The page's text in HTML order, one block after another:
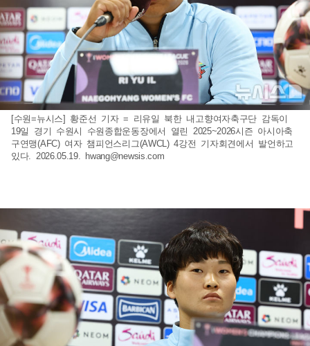
[수원=뉴시스] 황준선 기자 = 리유일 북한 내고향여자축구단 감독이
19일 경기 수원시 수원종합운동장에서 열린 2025~2026시즌 아시아축
구연맹(AFC) 여자 챔피언스리그(AWCL) 4강전 기자회견에서 발언하고
있다. 2026.05.19. hwang@newsis.com